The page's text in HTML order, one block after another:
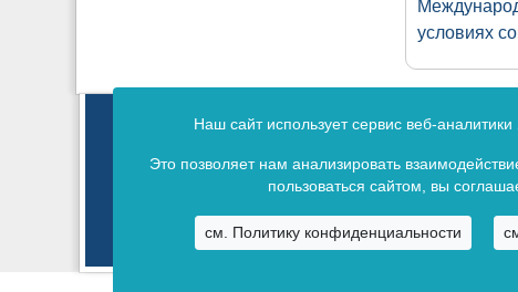
условиях
Наш сайт использует сервис веб-
Это позволяет нам анализировать
пользоваться сайтом, вы
см. Политику конфиденциальности
Зарегистрирован в Федеральной